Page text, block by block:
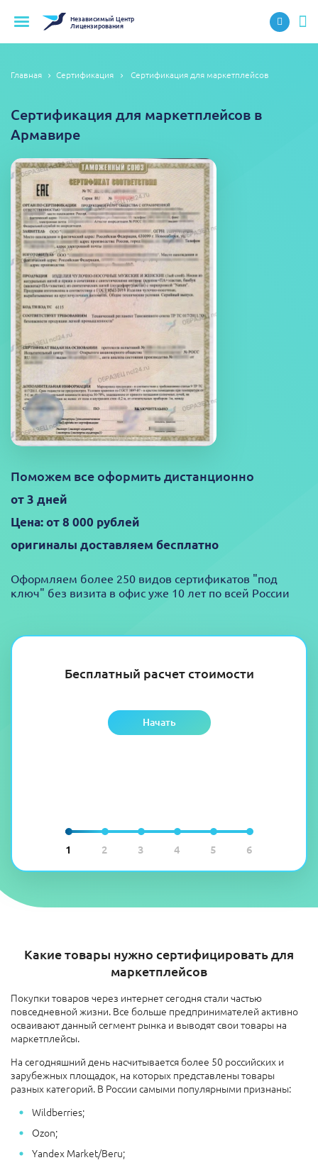
НезависимыйЦентр
Лицензирования
Главная Сертификация Сертификация для маркетплейсов
1 2 3 4 5 6
Бесплатный расчет стоимости
Начать
Сертификация для маркетплейсов в
Армавире
Поможем все оформить дистанционно
от 3 дней
Цена: от 8 000 рублей
оригиналы доставляем бесплатно
Оформляем более 250 видов сертификатов "под
ключ" без визита в офис уже 10 лет по всей России
Какие товары нужно сертифицировать для
маркетплейсов
Покупки товаров через интернет сегодня стали частью
повседневной жизни. Все больше предпринимателей активно
осваивают данный сегмент рынка и выводят свои товары на
маркетплейсы.
На сегодняшний день насчитывается более 50 российских и
зарубежных площадок, на которых представлены товары
разных категорий. В России самыми популярными признаны:
Wildberries;
Ozon;
Yandex Market/Beru;